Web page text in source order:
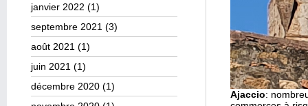
janvier 2022 (1)
septembre 2021 (3)
août 2021 (1)
juin 2021 (1)
décembre 2020 (1)
Ajaccio: